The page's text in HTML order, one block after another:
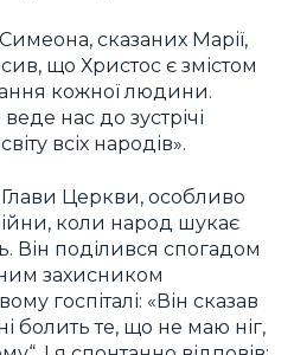
сказаних Марії,
що Христос є змістом
кожної людини.
нас до зустрічі
всіх народів».
Глави Церкви, особливо
коли народ шукає
Він поділився спогадом
захисником
госпіталі: «Він сказав
болить те, що не маю ніг,